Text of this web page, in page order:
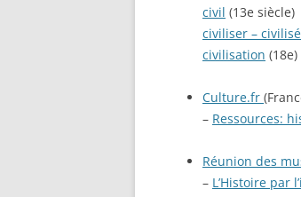
civil (13e siècle)
civiliser – civilisé
civilisation (18e)
Culture.fr
– Ressources:
Réunion des
– L’Histoire par